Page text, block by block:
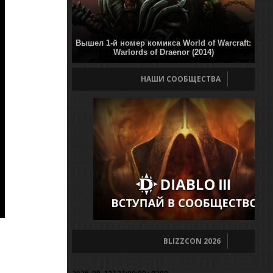
Вышел 1-й номер комикса World of Warcraft:
Warlords of Draenor (2014)
НАШИ СООБЩЕСТВА
BLIZZCON 2026